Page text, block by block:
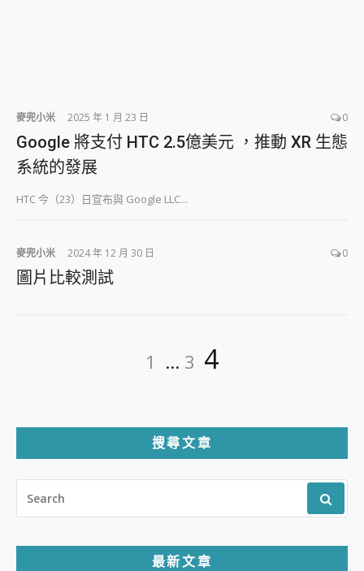
麥兜小米 2025 年 1 月 23 日 0
Google 將支付 HTC 2.5億美元 ，推動 XR 生態
系統的發展
HTC 今（23）日宣布與 Google LLC...
麥兜小米 2024 年 12 月 30 日 0
圖片比較測試
頁
Page
1 ... Page
3 Page
4
搜尋文章
FOR:
最新文章